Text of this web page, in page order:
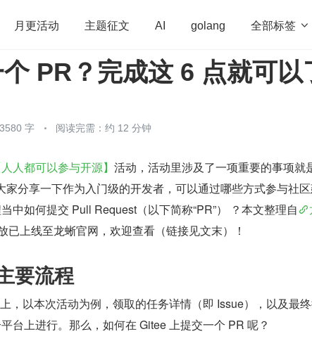
月更活动 主题征文 AI golang 全部标签 
算法 学习方法 Web3.0 高
员
PR？完成这 6 点就可以
字 阅读完需：约 12 分钟
人人都可以参与开源】 活动，活动里涉及了一项重要的事项就
家分享一下作为入门级的开发者，可以通过哪些方式参与社
中如何提交 Pull Request（以下简称“PR”） ？本文整理自
已上线至龙蜥官网，欢迎查看（链接见文末）！
要流程
，以本次活动为例，领取的任务详情（即 Issue），以及最
台上进行。那么，如何在 Gitee 上提交一个 PR 呢？